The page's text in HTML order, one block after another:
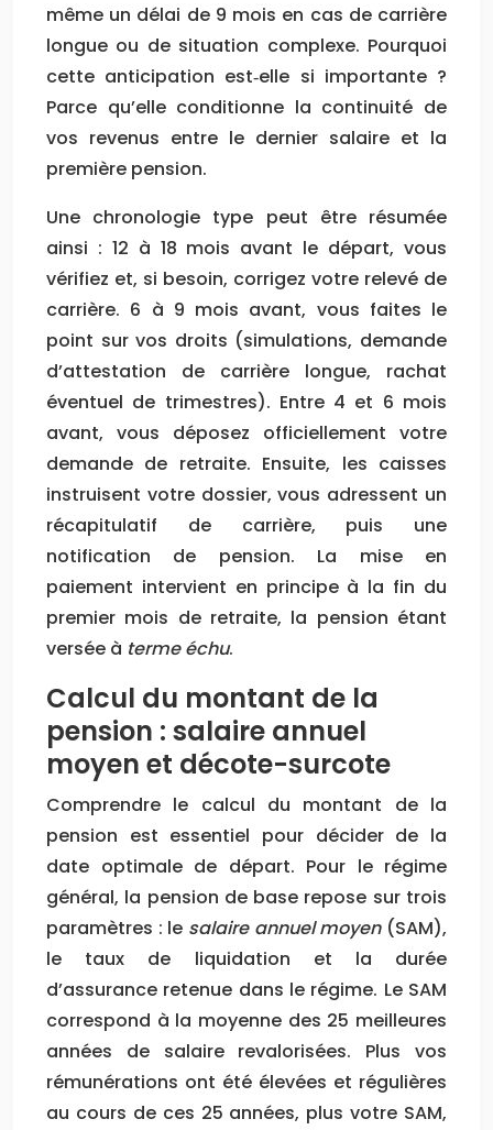
même un délai de 9 mois en cas de carrière
longue ou de situation complexe. Pourquoi
cette anticipation est‑elle si importante ?
Parce qu’elle conditionne la continuité de
vos revenus entre le dernier salaire et la
première pension.
Une chronologie type peut être résumée
ainsi : 12 à 18 mois avant le départ, vous
vérifiez et, si besoin, corrigez votre relevé de
carrière. 6 à 9 mois avant, vous faites le
point sur vos droits (simulations, demande
d’attestation de carrière longue, rachat
éventuel de trimestres). Entre 4 et 6 mois
avant, vous déposez officiellement votre
demande de retraite. Ensuite, les caisses
instruisent votre dossier, vous adressent un
récapitulatif de carrière, puis une
notification de pension. La mise en
paiement intervient en principe à la fin du
premier mois de retraite, la pension étant
versée à terme échu.
Calcul du montant de la
pension : salaire annuel
moyen et décote-surcote
Comprendre le calcul du montant de la
pension est essentiel pour décider de la
date optimale de départ. Pour le régime
général, la pension de base repose sur trois
paramètres : le salaire annuel moyen(SAM),
le taux de liquidation et la durée
d’assurance retenue dans le régime. Le SAM
correspond à la moyenne des 25 meilleures
années de salaire revalorisées. Plus vos
rémunérations ont été élevées et régulières
au cours de ces 25 années, plus votre SAM,